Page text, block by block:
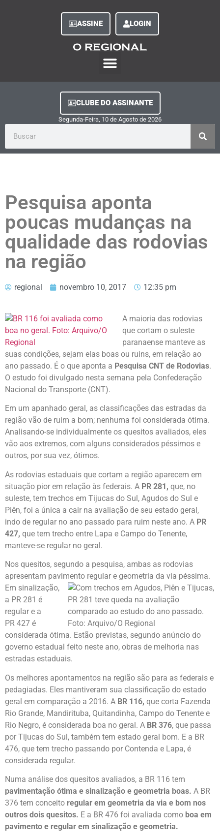
ASSINE LOGIN
CLUBE DO ASSINANTE
Segunda-Feira, 10 de Agosto de 2026
Pesquisa aponta
poucas mudanças na
qualidade das rodovias
na região
regional novembro 10, 2017 12:35 pm
A maioria das rodovias
que cortam o suleste
paranaense manteve as
suas condições, sejam elas boas ou ruins, em relação ao
ano passado. É o que aponta a Pesquisa CNT de Rodovias.
O estudo foi divulgado nesta semana pela Confederação
Nacional do Transporte (CNT).
Em um apanhado geral, as classificações das estradas da
região vão de ruim a bom; nenhuma foi considerada ótima.
Analisando-se individualmente os quesitos avaliados, eles
vão aos extremos, com alguns considerados péssimos e
outros, por sua vez, ótimos.
As rodovias estaduais que cortam a região aparecem em
situação pior em relação às federais. A PR 281, que, no
suleste, tem trechos em Tijucas do Sul, Agudos do Sul e
Piên, foi a única a cair na avaliação de seu estado geral,
indo de regular no ano passado para ruim neste ano. A PR
427, que tem trecho entre Lapa e Campo do Tenente,
manteve-se regular no geral.
Nos quesitos, segundo a pesquisa, ambas as rodovias
apresentam pavimento regular e geometria da via péssima.
Em sinalização,
a PR 281 é
regular e a
PR 427 é
considerada ótima. Estão previstas, segundo anúncio do
governo estadual feito neste ano, obras de melhoria nas
estradas estaduais.
Os melhores apontamentos na região são para as federais e
pedagiadas. Eles mantiveram sua classificação do estado
geral em comparação a 2016. A BR 116, que corta Fazenda
Rio Grande, Mandirituba, Quitandinha, Campo do Tenente e
Rio Negro, é considerada boa no geral. A BR 376, que passa
por Tijucas do Sul, também tem estado geral bom. E a BR
476, que tem trecho passando por Contenda e Lapa, é
considerada regular.
Numa análise dos quesitos avaliados, a BR 116 tem
pavimentação ótima e sinalização e geometria boas. A BR
376 tem conceito regular em geometria da via e bom nos
outros dois quesitos. E a BR 476 foi avaliada como boa em
pavimento e regular em sinalização e geometria.